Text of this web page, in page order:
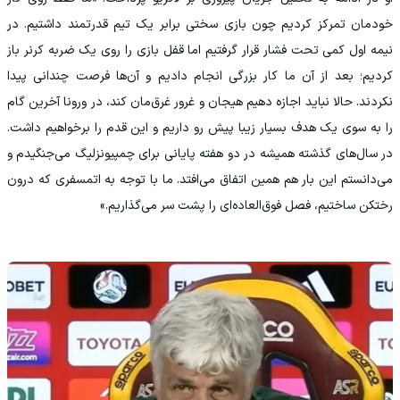
خودمان تمرکز کردیم چون بازی سختی برابر یک تیم قدرتمند داشتیم. در
نیمه اول کمی تحت فشار قرار گرفتیم اما قفل بازی را روی یک ضربه کرنر باز
کردیم؛ بعد از آن ما کار بزرگی انجام دادیم و آن‌ها فرصت چندانی پیدا
نکردند. حالا نباید اجازه دهیم هیجان و غرور غرق‌مان کند، در ورونا آخرین گام
را به سوی یک هدف بسیار زیبا پیش رو داریم و این قدم را برخواهیم داشت.
در سال‌های گذشته همیشه در دو هفته پایانی برای چمپیونزلیگ می‌جنگیدم و
می‌دانستم این بار هم همین اتفاق می‌افتد. ما با توجه به اتمسفری که درون
رختکن ساختیم، فصل فوق‌العاده‌ای را پشت سر می‌گذاریم.»